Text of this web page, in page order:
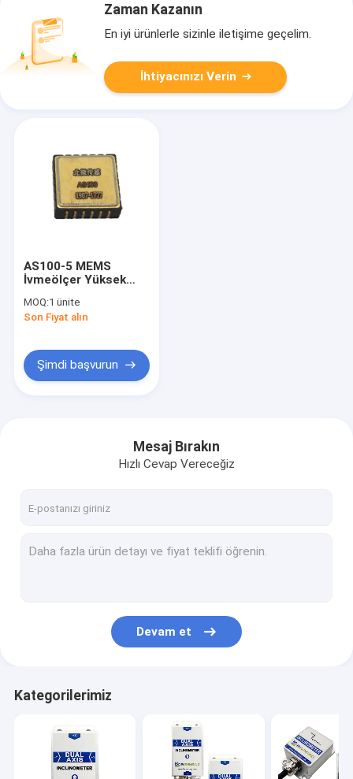
Hakkımızda
Zaman Kazanın
En iyi ürünlerle sizinle iletişime geçelim.
İhtiyacınızı Verin
AS100-5 MEMS
İvmeölçer Yüksek
Boyutlu Tam Dijital
Çıkış Ataletsel
MOQ:1 ünite
Son Fiyat alın
Şimdi başvurun
Mesaj Bırakın
Hızlı Cevap Vereceğiz
Devam et
Kategorilerimiz